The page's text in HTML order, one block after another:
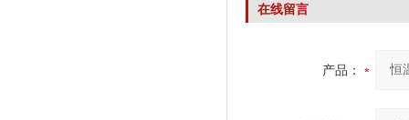
在线留言
产品：